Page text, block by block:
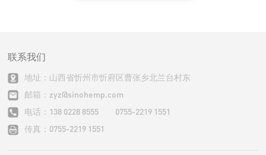
联系我们
地址：山西省忻州市忻府区曹张乡北兰台村东
邮箱：zyz@sinohemp.com
电话：138 0228 8555 0755-2219 1551
传真：0755-2219 1551